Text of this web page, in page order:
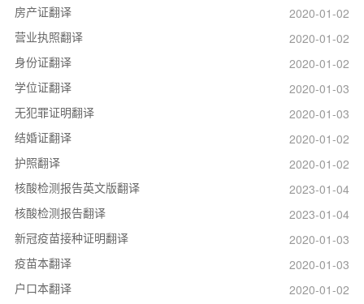
房产证翻译
2020-01-02
营业执照翻译
2020-01-02
身份证翻译
2020-01-02
学位证翻译
2020-01-03
无犯罪证明翻译
2020-01-03
结婚证翻译
2020-01-02
护照翻译
2020-01-02
核酸检测报告英文版翻译
2023-01-04
核酸检测报告翻译
2023-01-04
新冠疫苗接种证明翻译
2020-01-03
疫苗本翻译
2020-01-03
户口本翻译
2020-01-02